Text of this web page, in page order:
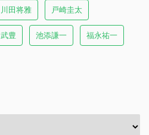
川田将雅 戸崎圭太
武豊 池添謙一 福永祐一